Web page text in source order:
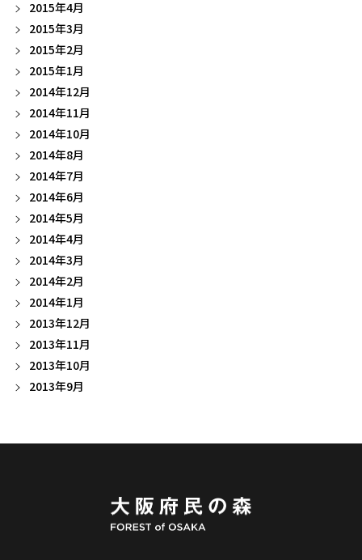
2015年4月
2015年3月
2015年2月
2015年1月
2014年12月
2014年11月
2014年10月
2014年8月
2014年7月
2014年6月
2014年5月
2014年4月
2014年3月
2014年2月
2014年1月
2013年12月
2013年11月
2013年10月
2013年9月